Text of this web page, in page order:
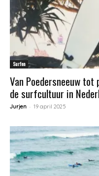
Surfen
Van Poedersneeuw
de surfcultuur in
Jurjen - 19 april 2025